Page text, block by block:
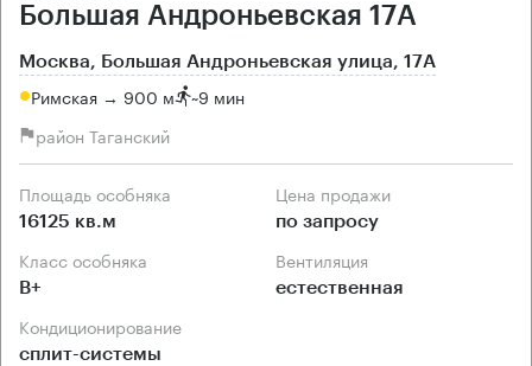
Большая Андроньевская 17А
Москва, Большая Андроньевская улица, 17А
Римская → 900 м ~9 мин
район Таганский
Площадь особняка
16125 кв.м
Цена продажи
по запросу
Класс особняка
B+
Вентиляция
естественная
Кондиционирование
сплит-системы